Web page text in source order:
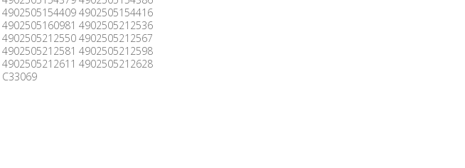
4902505154416
4902505212536
4902505212567
4902505212598
4902505212628